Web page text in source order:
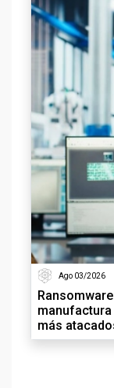
Ago 03/2026
más